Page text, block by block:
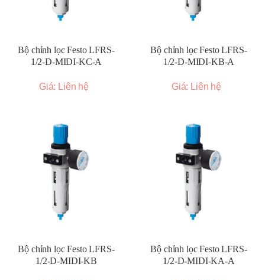
Bộ chỉnh lọc Festo LFRS-
1/2-D-MIDI-KC-A
Giá: Liên hệ
Bộ chỉnh lọc Festo LFRS-
1/2-D-MIDI-KB-A
Giá: Liên hệ
Bộ chỉnh lọc Festo LFRS-
1/2-D-MIDI-KB
Bộ chỉnh lọc Festo LFRS-
1/2-D-MIDI-KA-A